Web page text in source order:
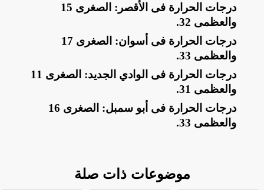
​درجات الحرارة فى الأقصر: الصغرى 15
والعظمى 32
.
​درجات الحرارة فى أسوان: الصغرى 17
والعظمى 33
.
​درجات الحرارة فى الوادي الجديد: الصغرى 11
والعظمى 31
.
​درجات الحرارة فى أبو سمبل: الصغرى 16
والعظمى 33
.
موضوعات ذات صلة